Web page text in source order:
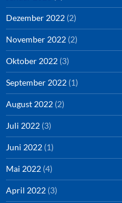
Dezember 2022 (2)
November 2022 (2)
Oktober 2022 (3)
September 2022 (1)
August 2022 (2)
Juli 2022 (3)
Juni 2022 (1)
Mai 2022 (4)
April 2022 (3)